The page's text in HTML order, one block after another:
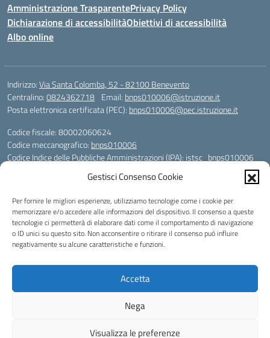
Gestisci Consenso Cookie
Per fornire le migliori esperienze, utilizziamo tecnologie come i cookie per
memorizzare e/o accedere alle informazioni del dispositivo. Il consenso a queste
tecnologie ci permetterà di elaborare dati come il comportamento di navigazione
o ID unici su questo sito. Non acconsentire o ritirare il consenso può influire
negativamente su alcune caratteristiche e funzioni.
Accetta
Nega
Visualizza le preferenze
Amministrazione TrasparentePrivacy Policy
Dichiarazione di accessibilitàObiettivi di accessibilità
Albo online
Indirizzo:Via Santa Colomba, 52 - 82100 Benevento
Centralino:0824362718 Email: bnps010006@istruzione.it
Posta elettronica certificata (PEC): bnps010006@pec.istruzione.it
Codice fiscale: 80002060624
Codice meccanografico: bnps010006
Codice Indice delle Pubbliche Amministrazioni (IPA): istsc_bnps010006
Codice Univoco per le fatture elettroniche: UFHWS5
Liceo Scientifico "Gaetano Rummo"
Conto Corrente Bancario (C.C.B.):
IT17 H 03069 15003 100000046036
Conto Tesoreria
CODICE TESORERIA: TU-421-0310110
IBAN: IT 84 E 01000 04306 TU0000017891
Idea e progetto di Designers Italia